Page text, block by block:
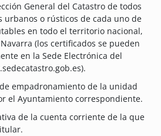
General del Catastro de todos
urbanos o rústicos de cada uno de
en todo el territorio nacional,
(los certificados se pueden
en la Sede Electrónica del
empadronamiento de la unidad
el Ayuntamiento correspondiente.
de la cuenta corriente de la que